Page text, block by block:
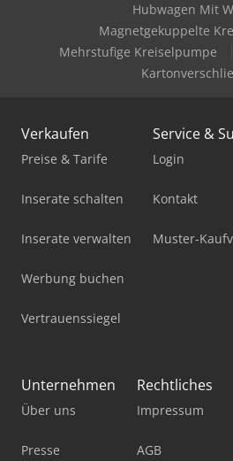
Hubwagen Mit
Magnetgekuppelte
Mehrstufige Kreiselpumpe
Verkaufen
Preise & Tarife
Inserate schalten
Inserate verwalten
Werbung buchen
Vertrauenssiegel
Service &
Login
Kontakt
Muster-
Unternehmen
Über uns
Presse
Rechtliches
Impressum
AGB